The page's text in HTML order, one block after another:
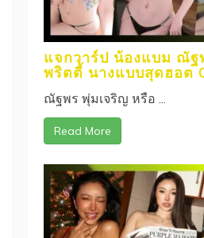
แจกวาร์ป น้องแบม ณัฐ
พริตตี้ นางแบบสุดฮอต
ณัฐพร พุ่มเจริญ หรือ ...
Read More